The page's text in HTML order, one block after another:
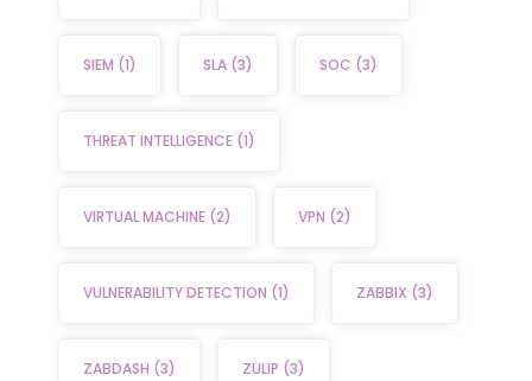
SIEM (1) SLA (3) SOC (3)
THREAT INTELLIGENCE (1)
VIRTUAL MACHINE (2) VPN (2)
VULNERABILITY DETECTION (1) ZABBIX (3)
ZABDASH (3) ZULIP (3)